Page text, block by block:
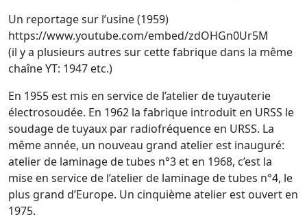
Un reportage sur l’usine (1959)
https://www.youtube.com/embed/zdOHGn0Ur5M
(il y a plusieurs autres sur cette fabrique dans la même
chaîne YT: 1947 etc.)
En 1955 est mis en service de l’atelier de tuyauterie
électrosoudée. En 1962 la fabrique introduit en URSS le
soudage de tuyaux par radiofréquence en URSS. La
même année, un nouveau grand atelier est inauguré:
atelier de laminage de tubes n°3 et en 1968, c’est la
mise en service de l’atelier de laminage de tubes n°4, le
plus grand d’Europe. Un cinquième atelier est ouvert en
1975.